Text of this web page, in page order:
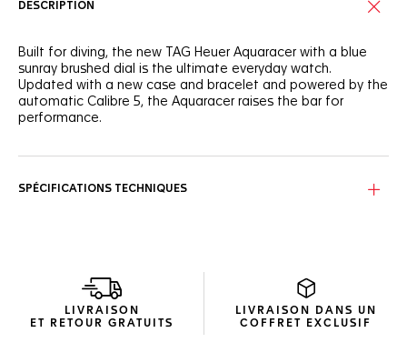
DESCRIPTION
Built for diving, the new TAG Heuer Aquaracer with a blue
sunray brushed dial is the ultimate everyday watch.
Updated with a new case and bracelet and powered by the
automatic Calibre 5, the Aquaracer raises the bar for
performance.
SPÉCIFICATIONS TECHNIQUES
LIVRAISON
ET RETOUR GRATUITS
LIVRAISON DANS UN
COFFRET EXCLUSIF